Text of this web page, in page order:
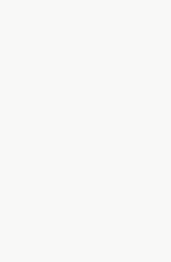
Это